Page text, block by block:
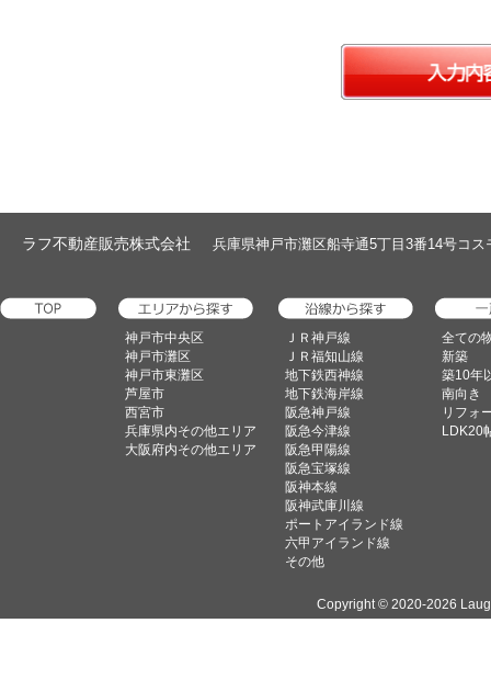
ラフ不動産販売株式会社 兵庫県神戸市灘区船寺通5丁目3番14号コ
神戸市中央区
神戸市灘区
神戸市東灘区
芦屋市
西宮市
兵庫県内その他エリア
大阪府内その他エリア
ＪＲ神戸線
ＪＲ福知山線
地下鉄西神線
地下鉄海岸線
阪急神戸線
阪急今津線
阪急甲陽線
阪急宝塚線
阪神本線
阪神武庫川線
ポートアイランド線
六甲アイランド線
その他
全ての
新築
築10年
南向き
リフォ
LDK20
Copyright ©2020-2026